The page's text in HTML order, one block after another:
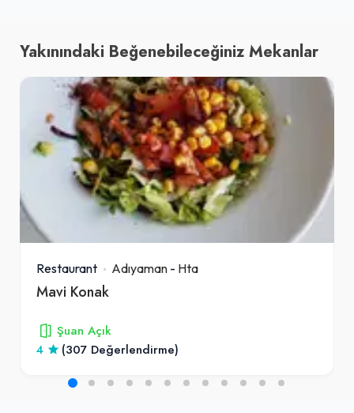
Yakınındaki Beğenebileceğiniz Mekanlar
Restaurant Adıyaman - Hta
Mavi Konak
Şuan Açık
4
(307 Değerlendirme)